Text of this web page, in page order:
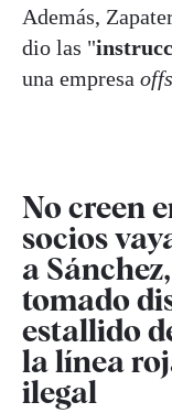
Además,
dio las "
una empresa
No creen
socios
a
tomado
estallido
la línea
ilegal